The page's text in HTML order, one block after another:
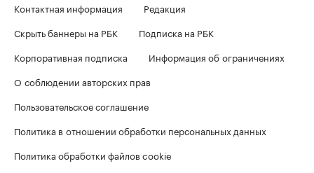
Контактная информация
Редакция
Скрыть баннеры на РБК
Подписка на РБК
Корпоративная подписка
Информация об ограничениях
О соблюдении авторских прав
Пользовательское соглашение
Политика в отношении обработки персональных данных
Политика обработки файлов cookie